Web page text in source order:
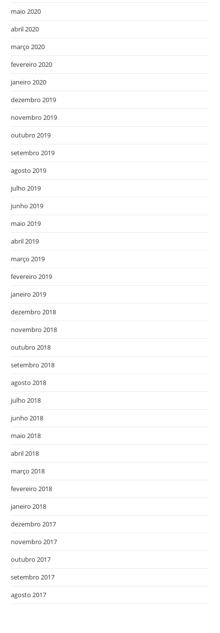
maio 2020
abril 2020
março 2020
fevereiro 2020
janeiro 2020
dezembro 2019
novembro 2019
outubro 2019
setembro 2019
agosto 2019
julho 2019
junho 2019
maio 2019
abril 2019
março 2019
fevereiro 2019
janeiro 2019
dezembro 2018
novembro 2018
outubro 2018
setembro 2018
agosto 2018
julho 2018
junho 2018
maio 2018
abril 2018
março 2018
fevereiro 2018
janeiro 2018
dezembro 2017
novembro 2017
outubro 2017
setembro 2017
agosto 2017